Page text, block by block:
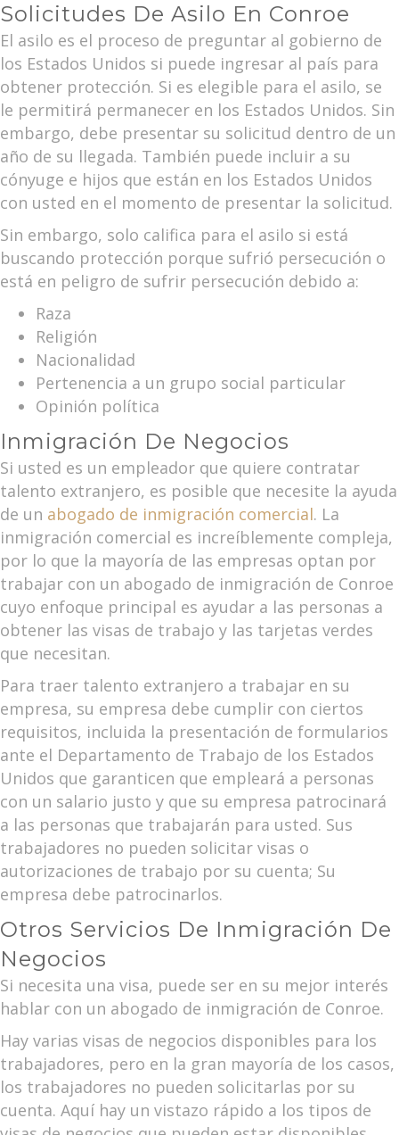
Solicitudes De Asilo En Conroe
El asilo es el proceso de preguntar al gobierno de
los Estados Unidos si puede ingresar al país para
obtener protección. Si es elegible para el asilo, se
le permitirá permanecer en los Estados Unidos. Sin
embargo, debe presentar su solicitud dentro de un
año de su llegada. También puede incluir a su
cónyuge e hijos que están en los Estados Unidos
con usted en el momento de presentar la solicitud.
Sin embargo, solo califica para el asilo si está
buscando protección porque sufrió persecución o
está en peligro de sufrir persecución debido a:
Raza
Religión
Nacionalidad
Pertenencia a un grupo social particular
Opinión política
Inmigración De Negocios
Si usted es un empleador que quiere contratar
talento extranjero, es posible que necesite la ayuda
de un abogado de inmigración comercial. La
inmigración comercial es increíblemente compleja,
por lo que la mayoría de las empresas optan por
trabajar con un abogado de inmigración de Conroe
cuyo enfoque principal es ayudar a las personas a
obtener las visas de trabajo y las tarjetas verdes
que necesitan.
Para traer talento extranjero a trabajar en su
empresa, su empresa debe cumplir con ciertos
requisitos, incluida la presentación de formularios
ante el Departamento de Trabajo de los Estados
Unidos que garanticen que empleará a personas
con un salario justo y que su empresa patrocinará
a las personas que trabajarán para usted. Sus
trabajadores no pueden solicitar visas o
autorizaciones de trabajo por su cuenta; Su
empresa debe patrocinarlos.
Otros Servicios De Inmigración De
Negocios
Si necesita una visa, puede ser en su mejor interés
hablar con un abogado de inmigración de Conroe.
Hay varias visas de negocios disponibles para los
trabajadores, pero en la gran mayoría de los casos,
los trabajadores no pueden solicitarlas por su
cuenta. Aquí hay un vistazo rápido a los tipos de